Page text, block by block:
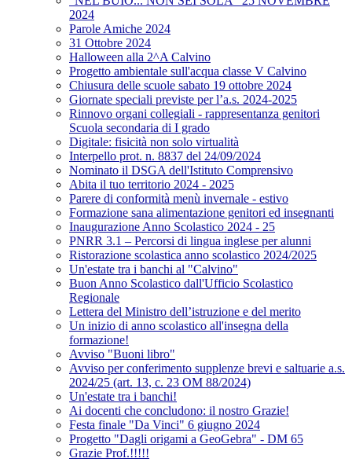
2024
Parole Amiche 2024
31 Ottobre 2024
Halloween alla 2^A Calvino
Progetto ambientale sull'acqua classe V Calvino
Chiusura delle scuole sabato 19 ottobre 2024
Giornate speciali previste per l’a.s. 2024-2025
Rinnovo organi collegiali - rappresentanza genitori
Scuola secondaria di I grado
Digitale: fisicità non solo virtualità
Interpello prot. n. 8837 del 24/09/2024
Nominato il DSGA dell'Istituto Comprensivo
Abita il tuo territorio 2024 - 2025
Parere di conformità menù invernale - estivo
Formazione sana alimentazione genitori ed insegnanti
Inaugurazione Anno Scolastico 2024 - 25
PNRR 3.1 – Percorsi di lingua inglese per alunni
Ristorazione scolastica anno scolastico 2024/2025
Un'estate tra i banchi al "Calvino"
Buon Anno Scolastico dall'Ufficio Scolastico
Regionale
Lettera del Ministro dell’istruzione e del merito
Un inizio di anno scolastico all'insegna della
formazione!
Avviso "Buoni libro"
Avviso per conferimento supplenze brevi e saltuarie a.s.
2024/25 (art. 13, c. 23 OM 88/2024)
Un'estate tra i banchi!
Ai docenti che concludono: il nostro Grazie!
Festa finale "Da Vinci" 6 giugno 2024
Progetto "Dagli origami a GeoGebra" - DM 65
Grazie Prof.!!!!!